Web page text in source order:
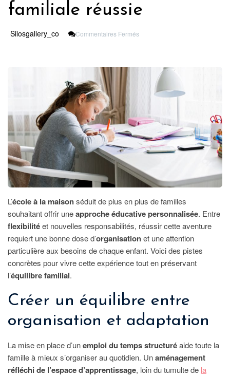
familiale réussie
Silosgallery_co Commentaires Fermés
Maison
Une
Gestion
Familiale
Réussie
L’école à la maisonséduit de plus en plus de familles
souhaitant offrir uneapproche éducative personnalisée. Entre
flexibilitéet nouvelles responsabilités, réussir cette aventure
requiert une bonne dose d’organisationet une attention
particulière aux besoins de chaque enfant. Voici des pistes
concrètes pour vivre cette expérience tout en préservant
l’équilibre familial.
Créer un équilibre entre
organisation et adaptation
La mise en place d’unemploi du temps structuréaide toute la
famille à mieux s’organiser au quotidien. Unaménagement
réfléchi de l’espace d’apprentissage, loin du tumulte de la